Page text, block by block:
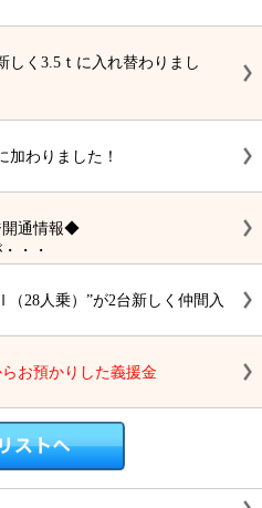
く3.5ｔに入れ替わりまし
加わりました！
開通情報◆
・・
28人乗）”が2台新しく仲間入
お預かりした義援金